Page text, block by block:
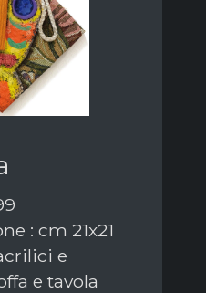
: cm 21x21
e
e tavola